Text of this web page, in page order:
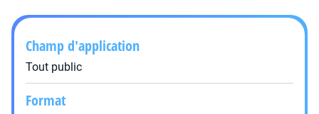
Champ d'application
Tout public
Format